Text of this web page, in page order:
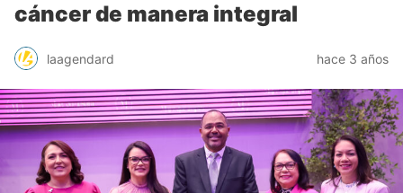
cáncer de manera integral
laagendard hace 3 años